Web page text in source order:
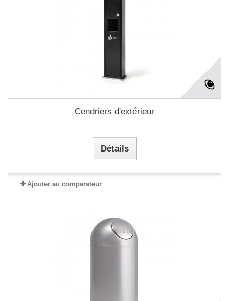
Cendriers d'extérieur
Détails
Ajouter au comparateur